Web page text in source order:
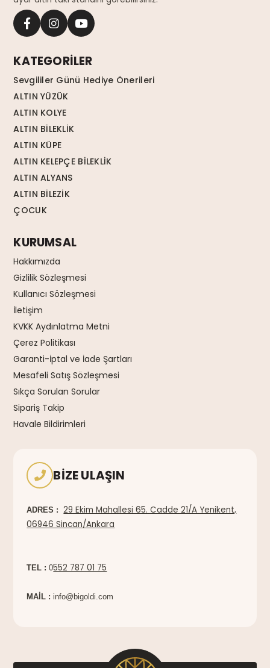
KATEGORİLER
Sevgililer Günü Hediye Önerileri
ALTIN YÜZÜK
ALTIN KOLYE
ALTIN BİLEKLİK
ALTIN KÜPE
ALTIN KELEPÇE BİLEKLİK
ALTIN ALYANS
ALTIN BİLEZİK
ÇOCUK
KURUMSAL
Hakkımızda
Gizlilik Sözleşmesi
Kullanıcı Sözleşmesi
İletişim
KVKK Aydınlatma Metni
Çerez Politikası
Garanti-İptal ve İade Şartları
Mesafeli Satış Sözleşmesi
Sıkça Sorulan Sorular
Sipariş Takip
Havale Bildirimleri
BIZE ULAŞIN
ADRES :
29 Ekim Mahallesi 65. Cadde 21/A Yenikent,
06946 Sincan/Ankara
TEL : 0552 787 01 75
MAİL :info@bigoldi.com